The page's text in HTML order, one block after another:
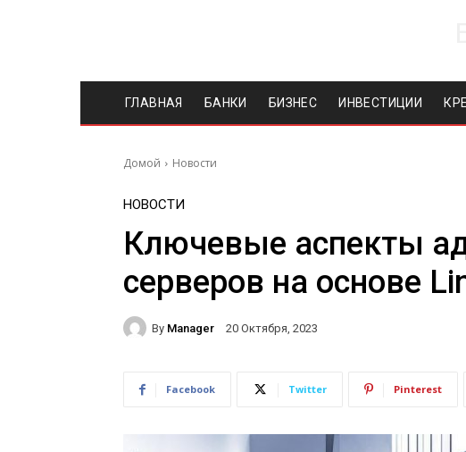
ГЛАВНАЯ БАНКИ БИЗНЕС ИНВЕСТИЦИИ
Домой Новости
НОВОСТИ
Ключевые аспекты
серверов на основе
By Manager 20 Октября, 2023
Facebook Twitter Pinterest